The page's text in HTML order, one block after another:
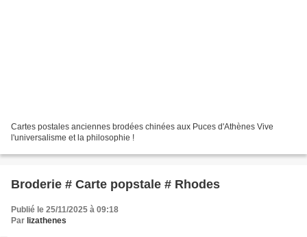
Cartes postales anciennes brodées chinées aux Puces d'Athènes Vive
l'universalisme et la philosophie !
Broderie # Carte popstale # Rhodes
Publié le 25/11/2025 à 09:18
Par lizathenes